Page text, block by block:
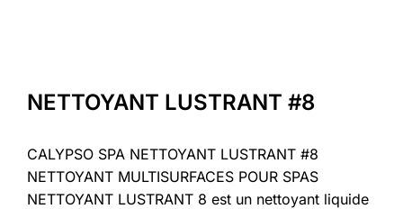
NETTOYANT LUSTRANT #8
CALYPSO SPA NETTOYANT LUSTRANT #8
NETTOYANT MULTISURFACES POUR SPAS
NETTOYANT LUSTRANT 8 est un nettoyant liquide